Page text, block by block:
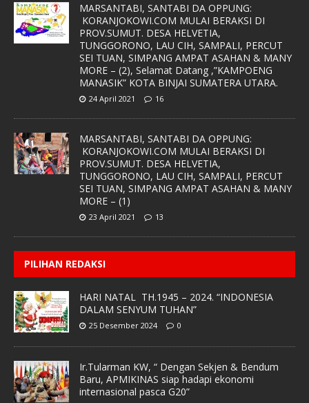
MARSANTABI, SANTABI DA OPPUNG:
KORANJOKOWI.COM MULAI BERAKSI DI
PROV.SUMUT. DESA HELVETIA,
TUNGGORONO, LAU CIH, SAMPALI, PERCUT
SEI TUAN, SIMPANG AMPAT ASAHAN & MANY
MORE – (2), Selamat Datang ,”KAMPOENG
MANASIK” KOTA BINJAI SUMATERA UTARA.
24 April 2021 16
MARSANTABI, SANTABI DA OPPUNG:
KORANJOKOWI.COM MULAI BERAKSI DI
PROV.SUMUT. DESA HELVETIA,
TUNGGORONO, LAU CIH, SAMPALI, PERCUT
SEI TUAN, SIMPANG AMPAT ASAHAN & MANY
MORE – (1)
23 April 2021 13
PILIHAN REDAKSI
HARI NATAL TH.1945 – 2024. “INDONESIA
DALAM SENYUM TUHAN”
25 Desember 2024 0
Ir.Tularman KW, “ Dengan Sekjen & Bendum
Baru, APMIKINAS siap hadapi ekonomi
internasional pasca G20”